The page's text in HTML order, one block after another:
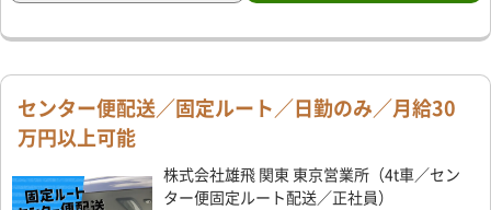
センター便配送／固定ルート／日勤のみ／月給30
万円以上可能
株式会社雄飛 関東 東京営業所（4t車／セン
ター便固定ルート配送／正社員）